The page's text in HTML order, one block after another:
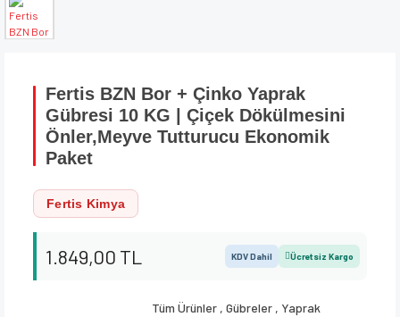
Fertis BZN Bor + Çinko Yaprak
Gübresi 10 KG | Çiçek Dökülmesini
Önler,Meyve Tutturucu Ekonomik
Paket
Fertis Kimya
1.849,00 TL KDV Dahil Ücretsiz Kargo
Tüm Ürünler ,Gübreler , Yaprak